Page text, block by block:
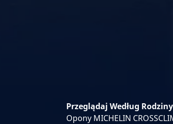
Przeglądaj Według
Opony MICHELIN